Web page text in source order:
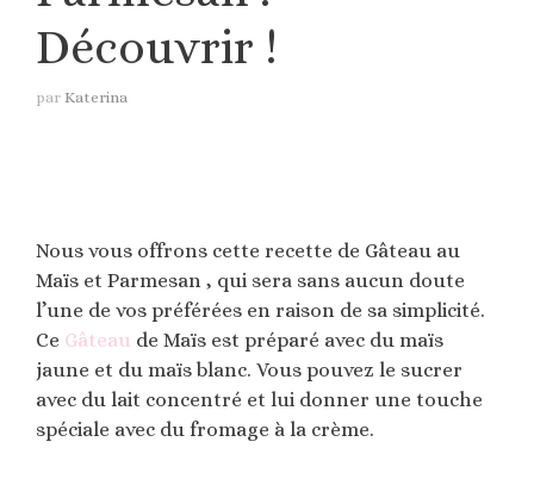
Découvrir !
par Katerina
Nous vous offrons cette recette de Gâteau au
Maïs et Parmesan , qui sera sans aucun doute
l’une de vos préférées en raison de sa simplicité.
Ce Gâteau de Maïs est préparé avec du maïs
jaune et du maïs blanc. Vous pouvez le sucrer
avec du lait concentré et lui donner une touche
spéciale avec du fromage à la crème.